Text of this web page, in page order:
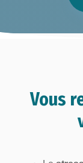
Vous